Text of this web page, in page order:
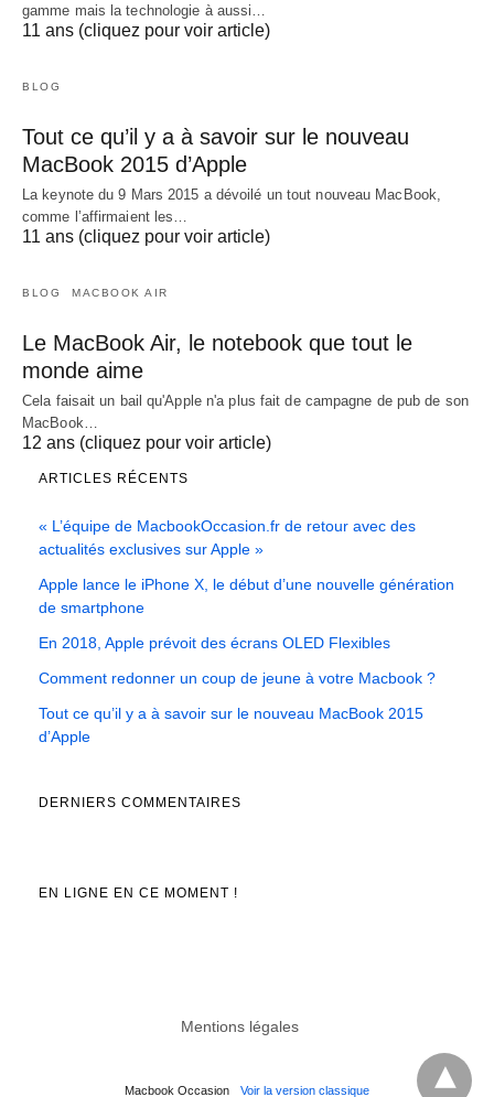
gamme mais la technologie à aussi…
11 ans (cliquez pour voir article)
BLOG
Tout ce qu’il y a à savoir sur le nouveau
MacBook 2015 d’Apple
La keynote du 9 Mars 2015 a dévoilé un tout nouveau MacBook,
comme l’affirmaient les…
11 ans (cliquez pour voir article)
BLOG MACBOOK AIR
Le MacBook Air, le notebook que tout le
monde aime
Cela faisait un bail qu'Apple n'a plus fait de campagne de pub de son
MacBook…
12 ans (cliquez pour voir article)
ARTICLES RÉCENTS
« L’équipe de MacbookOccasion.fr de retour avec des
actualités exclusives sur Apple »
Apple lance le iPhone X, le début d’une nouvelle génération
de smartphone
En 2018, Apple prévoit des écrans OLED Flexibles
Comment redonner un coup de jeune à votre Macbook ?
Tout ce qu’il y a à savoir sur le nouveau MacBook 2015
d’Apple
DERNIERS COMMENTAIRES
EN LIGNE EN CE MOMENT !
Mentions légales
Macbook Occasion Voir la version classique